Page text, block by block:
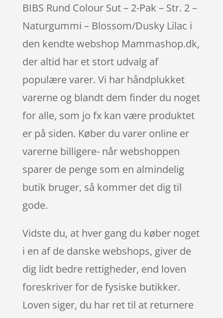
BIBS Rund Colour Sut – 2-Pak – Str. 2 –
Naturgummi – Blossom/Dusky Lilac i
den kendte webshop Mammashop.dk,
der altid har et stort udvalg af
populære varer. Vi har håndplukket
varerne og blandt dem finder du noget
for alle, som jo fx kan være produktet
er på siden. Køber du varer online er
varerne billigere- når webshoppen
sparer de penge som en almindelig
butik bruger, så kommer det dig til
gode.
Vidste du, at hver gang du køber noget
i en af de danske webshops, giver de
dig lidt bedre rettigheder, end loven
foreskriver for de fysiske butikker.
Loven siger, du har ret til at returnere